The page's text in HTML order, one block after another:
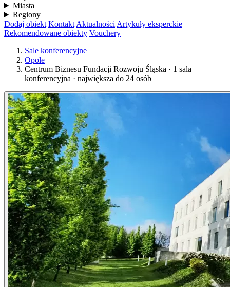
Miasta
Regiony
Dodaj obiekt Kontakt Aktualności Artykuły eksperckie
Rekomendowane obiekty Vouchery
Sale konferencyjne
Opole
Centrum Biznesu Fundacji Rozwoju Śląska · 1 sala
konferencyjna · największa do 24 osób